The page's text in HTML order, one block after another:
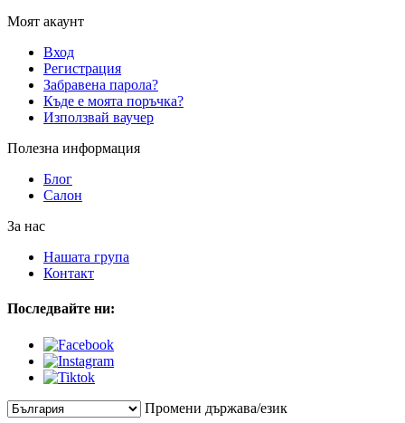
Моят акаунт
Вход
Регистрация
Забравена парола?
Къде е моята поръчка?
Използвай ваучер
Полезна информация
Блог
Салон
За нас
Нашата група
Контакт
Последвайте ни:
Промени държава/език